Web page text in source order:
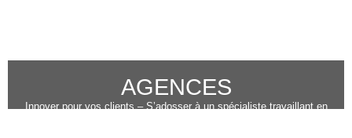
AGENCES
Innover pour vos clients – S’adosser à un spécialiste travaillant en